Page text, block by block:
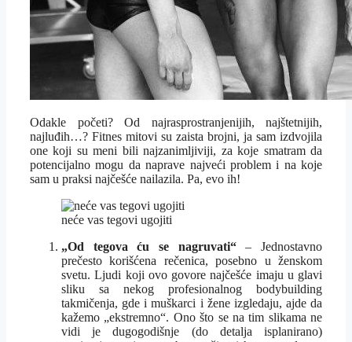
Odakle početi? Od najrasprostranjenijih, najštetnijih,
najluđih…? Fitnes mitovi su zaista brojni, ja sam izdvojila
one koji su meni bili najzanimljiviji, za koje smatram da
potencijalno mogu da naprave najveći problem i na koje
sam u praksi najčešće nailazila. Pa, evo ih!
neće vas tegovi ugojiti
„Od tegova ću se nagruvati“– Jednostavno
prečesto korišćena rečenica, posebno u ženskom
svetu. Ljudi koji ovo govore najčešće imaju u glavi
sliku sa nekog profesionalnog bodybuilding
takmičenja, gde i muškarci i žene izgledaju, ajde da
kažemo „ekstremno“. Ono što se na tim slikama ne
vidi je dugogodišnje (do detalja isplanirano)